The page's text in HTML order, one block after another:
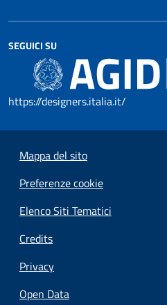
SEGUICI SU
https://designers.italia.it/
Mappa del sito
Preferenze cookie
Elenco Siti Tematici
Credits
Privacy
Open Data